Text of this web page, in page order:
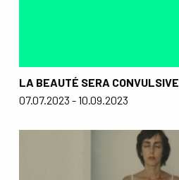
LA BEAUTÉ SERA
07.07.2023 - 10.09.2023